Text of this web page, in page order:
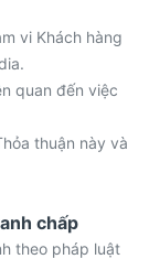
vi Khách hàng
quan đến việc
thuận này và
chấp
theo pháp luật